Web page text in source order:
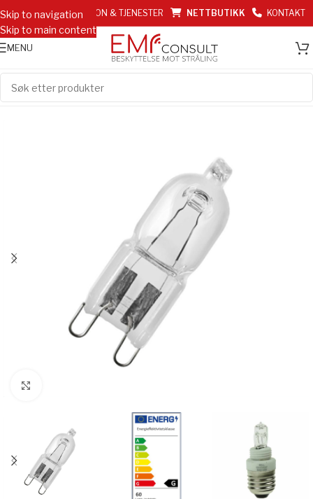
Skip to navigation
Skip to main content
EMF INFORMASJON & TJENESTER NETTBUTIKK KONTAKT
MENU